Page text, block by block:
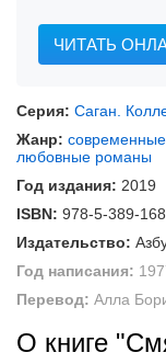
ЧИТАТЬ
Серия: Саган.
Жанр:
любовные романы
Год издания: 2019
ISBN: 978-5-389-
Издательство:
Год написания:
Перевод: Алла
О книге